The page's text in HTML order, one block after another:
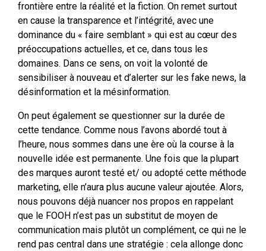
frontière entre la réalité et la fiction. On remet surtout
en cause la transparence et l’intégrité, avec une
dominance du « faire semblant » qui est au cœur des
préoccupations actuelles, et ce, dans tous les
domaines. Dans ce sens, on voit la volonté de
sensibiliser à nouveau et d’alerter sur les fake news, la
désinformation et la mésinformation.
On peut également se questionner sur la durée de
cette tendance. Comme nous l’avons abordé tout à
l’heure, nous sommes dans une ère où la course à la
nouvelle idée est permanente. Une fois que la plupart
des marques auront testé et/ ou adopté cette méthode
marketing, elle n’aura plus aucune valeur ajoutée. Alors,
nous pouvons déjà nuancer nos propos en rappelant
que le FOOH n’est pas un substitut de moyen de
communication mais plutôt un complément, ce qui ne le
rend pas central dans une stratégie : cela allonge donc